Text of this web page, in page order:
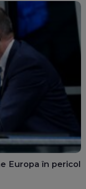
Europa în pericol